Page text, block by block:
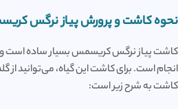
نحوه کاشت و پرورش پیاز نرگس
کاشت پیاز نرگس کریسمس بسیار ساده است و
انجام است. برای کاشت این گیاه، می‌توانید از
کاشت به شرح زیر است: